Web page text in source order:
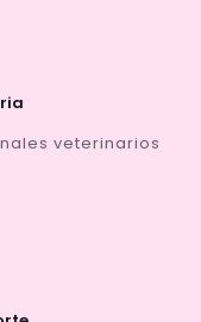
veterinarios